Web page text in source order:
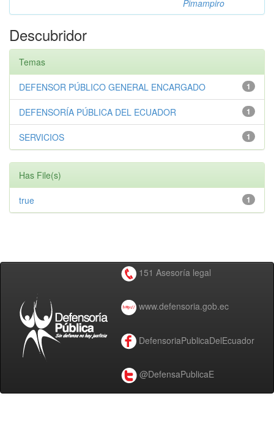
Pimampiro
Descubridor
Temas
1
DEFENSOR PÚBLICO GENERAL ENCARGADO
1
DEFENSORÍA PÚBLICA DEL ECUADOR
1
SERVICIOS
Has File(s)
1
true
151 Asesoría legal
www.defensoria.gob.ec
DefensoriaPublicaDelEcuador
@DefensaPublicaE